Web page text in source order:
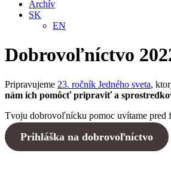
Archív
SK
EN
Dobrovoľníctvo
Pripravujeme 23. ročník Jedného sveta,
nám ich pomôcť pripraviť a
Tvoju dobrovoľnícku pomoc uvítame pred
Prihláška na dobrovoľníctvo